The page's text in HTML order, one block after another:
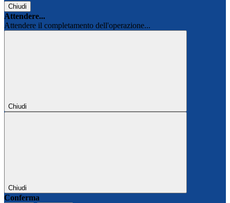
Chiudi
Attendere...
Attendere il completamento dell'operazione...
Chiudi
Chiudi
Conferma